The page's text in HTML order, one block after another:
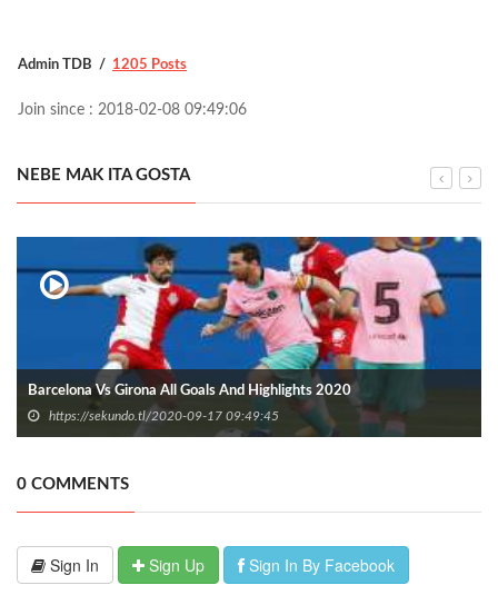
Admin TDB 1205 Posts
Join since : 2018-02-08 09:49:06
NEBE MAK ITA GOSTA
Barcelona Vs Girona All Goals And Highlights 2020
https://sekundo.tl/2020-09-17 09:49:45
0 COMMENTS
Sign In Sign Up Sign In By Facebook